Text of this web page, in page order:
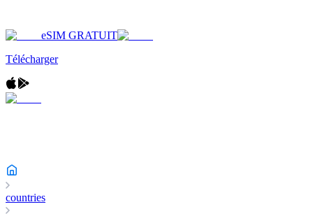
eSIM GRATUIT
Télécharger
countries